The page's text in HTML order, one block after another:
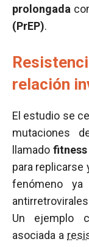
prolongada
(PrEP).
relación
El estudio se
mutaciones
llamadofitness
para replicarse
fenómeno
Un ejemplo
asociada a